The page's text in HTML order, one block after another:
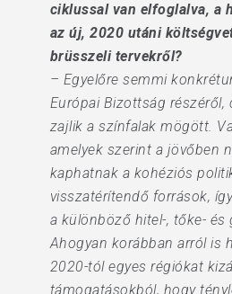
ciklussal van elfoglalva, a
az új, 2020 utáni
brüsszeli tervekről?
– Egyelőre semmi
Európai Bizottság részéről,
zajlik a színfalak mögött.
amelyek szerint a jövőben
kaphatnak a kohéziós
visszatérítendő források,
a különböző hitel-, tőke- és
Ahogyan korábban arról is
2020-tól egyes régiókat
támogatásokból, hogy